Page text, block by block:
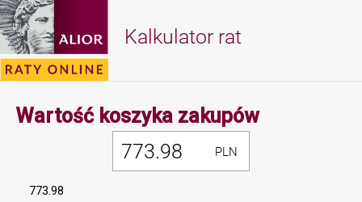
Kalkulator rat
Wartość koszyka zakupówMinimalna
PLN
773.98